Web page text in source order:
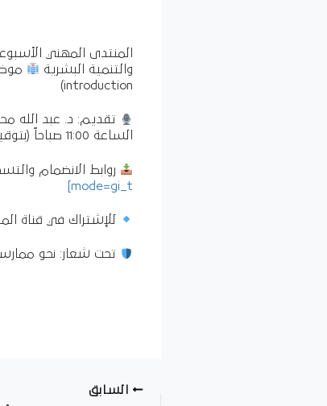
والتنمية البشرية
introduction)
تقديم: د. عبد الله
الساعة 11:00 صباحاً (بتوقيت السودان).
روابط الانضمام
mode=gi_t]
للإشتراك في قناة
تحت شعار: نحو
السابق